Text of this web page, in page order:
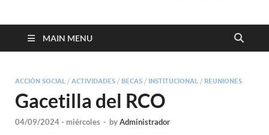
MAIN MENU
ACCIÓN SOCIAL / ACTIVIDADES / BECAS / INSTITUCIONAL / REUNIONES
Gacetilla del RCO
04/09/2024 - miércoles - byAdministrador